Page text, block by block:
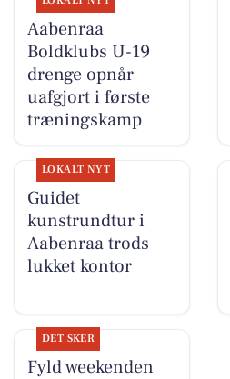
Aabenraa
Boldklubs U-19
drenge opnår
uafgjort i første
træningskamp
LOKALT NYT
Guidet
kunstrundtur i
Aabenraa trods
lukket kontor
DET SKER
Fyld weekenden